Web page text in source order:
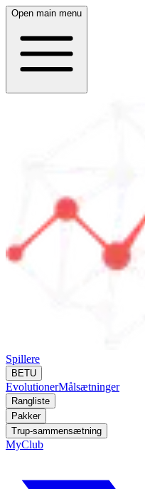
Open main menu
Spillere
BETU
EvolutionerMålsætninger
Rangliste
Pakker
Trup-sammensætning
MyClub